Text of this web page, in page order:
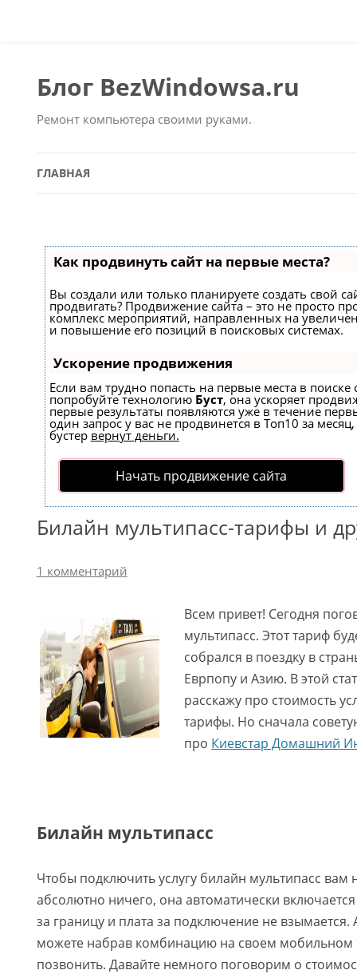
Блог BezWindowsa.ru
Ремонт компьютера своими руками.
ГЛАВНАЯ
Как продвинуть сайт на первые места?
Вы создали или только планируете создать свой
продвигать? Продвижение сайта – это не просто
комплекс мероприятий, направленных на
и повышение его позиций в поисковых системах.
Ускорение продвижения
Если вам трудно попасть на первые места в поиске
попробуйте технологию Буст, она ускоряет
первые результаты появляются уже в течение
один запрос у вас не продвинется в Топ10 за
бустер вернут деньги.
Начать продвижение сайта
Билайн мультипасс-тарифы и
1 комментарий
Всем привет! Сегодня
мультипасс. Этот тариф
собрался в поездку в
Еврпопу и Азию. В этой
расскажу про стоимость
тарифы. Но сначала
про Киевстар Домашний
Билайн мультипасс
Чтобы подключить услугу билайн мультипасс вам
абсолютно ничего, она автоматически
за границу и плата за подключение не взымается.
можете набрав комбинацию на своем мобильном
позвонить. Давайте немного поговорим о